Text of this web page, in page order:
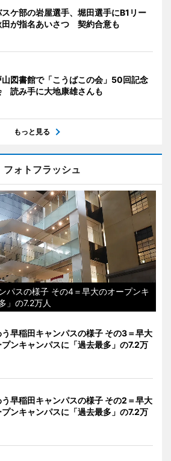
ケ部の岩屋選手、堀田選手にB1リー
田が指名あいさつ 契約合意も
山図書館で「こうばこの会」50回記念
読み手に大地康雄さんも
もっと見る
フォトフラッシュ
パスの様子 その4＝早大のオープンキ
」の7.2万人
う早稲田キャンパスの様子 その3＝早大
ンキャンパスに「過去最多」の7.2万
う早稲田キャンパスの様子 その2＝早大
ンキャンパスに「過去最多」の7.2万